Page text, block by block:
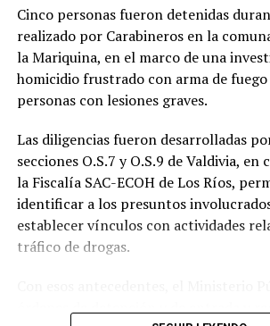
NO TE PIERDAS
Se avecina nuevo frente de vientos a
Redacción
Cinco personas fueron detenidas
realizado por Carabineros en la
la Mariquina, en el marco de una
homicidio frustrado con arma de fuego
personas con lesiones graves.
Las diligencias fueron desarrolladas
secciones O.S.7 y O.S.9 de Valdivia,
la Fiscalía SAC-ECOH de Los Ríos,
identificar a los presuntos
establecer vínculos con actividades
tráfico de drogas.
órdenes de detención y de entrada y